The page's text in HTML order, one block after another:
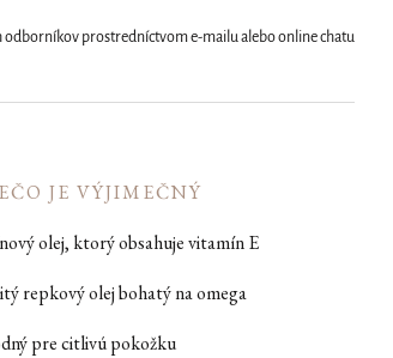
odborníkov prostredníctvom e-mailu alebo online chatu
JE VÝJIMEČNÝ
olej, ktorý obsahuje vitamín E
repkový olej bohatý na omega
pre citlivú pokožku